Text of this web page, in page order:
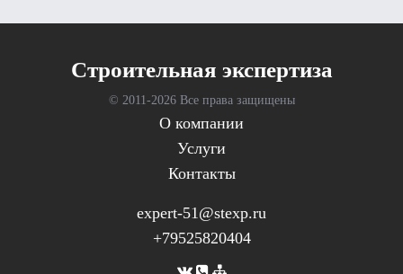
Cтроительная экспертиза
© 2011-2026 Все права защищены
О компании
Услуги
Контакты
expert-51@stexp.ru
+79525820404